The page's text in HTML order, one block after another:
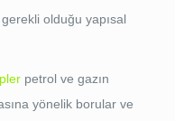
olduğu yapısal
petrol ve gazın
yönelik borular ve